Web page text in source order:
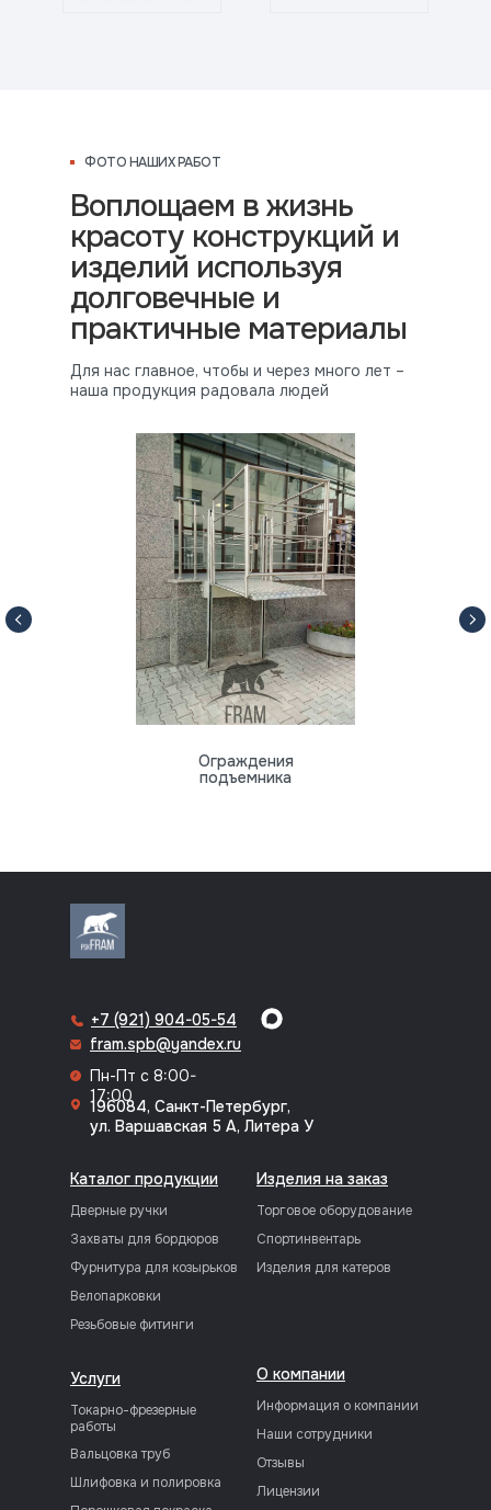
Для нас главное, чтобы и через много лет –
наша продукция радовала людей
Воплощаем в жизнь
красоту конструкций и
изделий используя
долговечные и
практичные материалы
ФОТО НАШИХ РАБОТ
Ограждения
подъемника
О компании
Каталог продукции
Информация о компании
Наши сотрудники
Дверные ручки
Отзывы
Захваты для бордюров
Лицензии
Фурнитура для козырьков
Велопарковки
Резьбовые фитинги
Изделия на заказ
Торговое оборудование
Спортинвентарь
Изделия для катеров
Услуги
Токарно-фрезерные
работы
Вальцовка труб
Шлифовка и полировка
+7 (921) 904-05-54
fram.spb@yandex.ru
Пн-Пт с 8:00-
17:00
196084, Санкт-Петербург,
ул. Варшавская 5 А, Литера У